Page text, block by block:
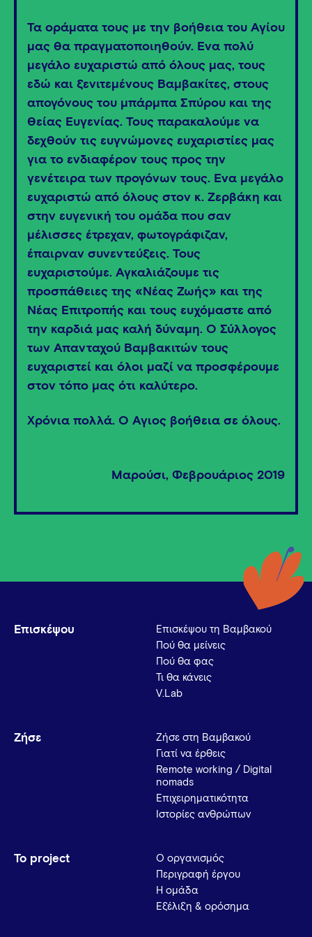
Τα οράματα τους με την βοήθεια του Αγίου
μας θα πραγματοποιηθούν. Ένα πολύ
μεγάλο ευχαριστώ από όλους μας, τους
εδώ και ξενιτεμένους Βαμβακίτες, στους
απογόνους του μπάρμπα Σπύρου και της
Θείας Ευγενίας. Τους παρακαλούμε να
δεχθούν τις ευγνώμονες ευχαριστίες μας
για το ενδιαφέρον τους προς την
γενέτειρα των προγόνων τους. Ένα μεγάλο
ευχαριστώ από όλους στον κ. Ζερβάκη και
στην ευγενική του ομάδα που σαν
μέλισσες έτρεχαν, φωτογράφιζαν,
έπαιρναν συνεντεύξεις. Τους
ευχαριστούμε. Αγκαλιάζουμε τις
προσπάθειες της «Νέας Ζωής» και της
Νέας Επιτροπής και τους ευχόμαστε από
την καρδιά μας καλή δύναμη. Ο Σύλλογος
των Απανταχού Βαμβακιτών τους
ευχαριστεί και όλοι μαζί να προσφέρουμε
στον τόπο μας ότι καλύτερο.
Χρόνια πολλά. Ο Άγιος βοήθεια σε όλους.
Μαρούσι, Φεβρουάριος 2019
Επισκέψου
Επισκέψου τη Βαμβακού
Πού θα μείνεις
Πού θα φας
Τι θα κάνεις
V.Lab
Ζήσε
Ζήσε στη Βαμβακού
Γιατί να έρθεις
Remote working / Digital
nomads
Επιχειρηματικότητα
Ιστορίες ανθρώπων
Το project
Ο οργανισμός
Περιγραφή έργου
Η ομάδα
Εξέλιξη & ορόσημα